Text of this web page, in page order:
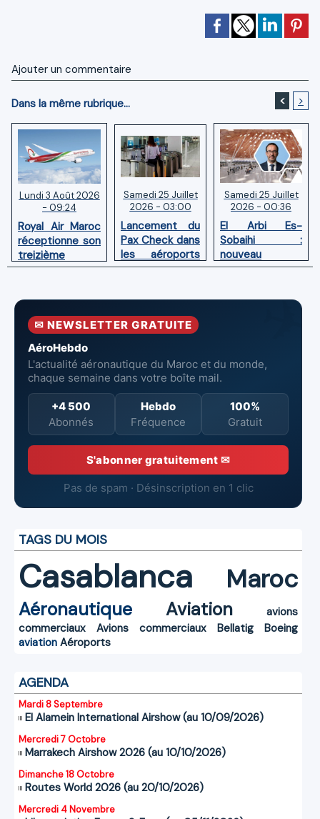
Ajouter un commentaire
Dans la même rubrique... < >
Lundi 3 Août 2026
- 09:24
Royal Air Maroc
réceptionne son
treizième
Boeing 787
Samedi 25 Juillet
2026 - 03:00
Lancement du
Pax Check dans
les aéroports
du Maroc
Samedi 25 Juillet
2026 - 00:36
El Arbi Es-
Sobaihi :
nouveau
directeur à la
l’Aéroport
Mohammed V
✉ NEWSLETTER GRATUITE
AéroHebdo
L'actualité aéronautique du Maroc et du monde,
chaque semaine dans votre boîte mail.
+4 500
Abonnés
Hebdo
Fréquence
100%
Gratuit
S'abonner gratuitement ✉
Pas de spam · Désinscription en 1 clic
TAGS DU MOIS
Casablanca Maroc
Aéronautique Aviation
avions
commerciaux
Avions commerciaux Bellatig
Boeing
aviation Aéroports
AGENDA
Mardi 8 Septembre
El Alamein International Airshow (au 10/09/2026)
Mercredi 7 Octobre
Marrakech Airshow 2026 (au 10/10/2026)
Dimanche 18 Octobre
Routes World 2026 (au 20/10/2026)
Mercredi 4 Novembre